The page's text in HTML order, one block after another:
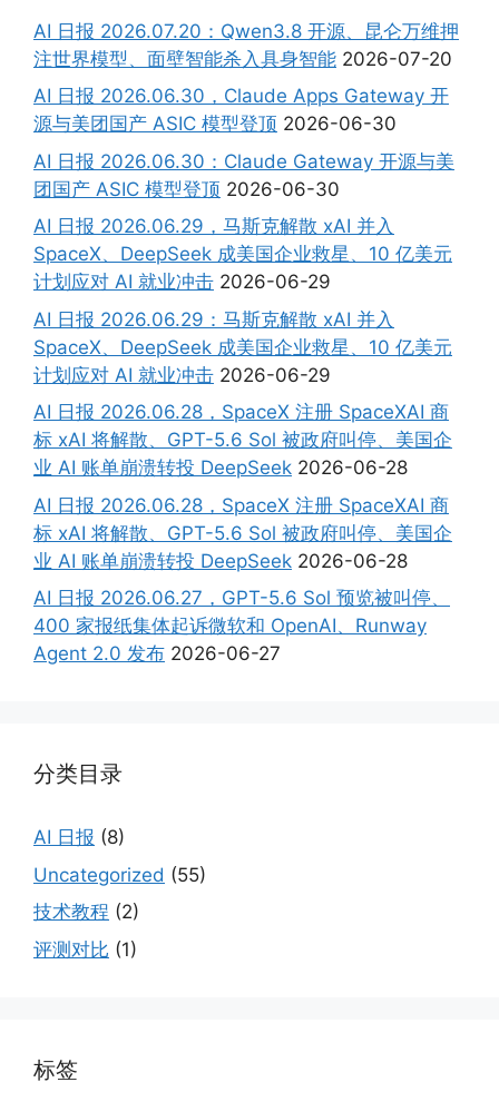
AI 日报 2026.07.20：Qwen3.8 开源、昆仑万维押
注世界模型、面壁智能杀入具身智能 2026-07-20
AI 日报 2026.06.30，Claude Apps Gateway 开
源与美团国产 ASIC 模型登顶 2026-06-30
AI 日报 2026.06.30：Claude Gateway 开源与美
团国产 ASIC 模型登顶 2026-06-30
AI 日报 2026.06.29，马斯克解散 xAI 并入
SpaceX、DeepSeek 成美国企业救星、10 亿美元
计划应对 AI 就业冲击 2026-06-29
AI 日报 2026.06.29：马斯克解散 xAI 并入
SpaceX、DeepSeek 成美国企业救星、10 亿美元
计划应对 AI 就业冲击 2026-06-29
AI 日报 2026.06.28，SpaceX 注册 SpaceXAI 商
标 xAI 将解散、GPT-5.6 Sol 被政府叫停、美国企
业 AI 账单崩溃转投 DeepSeek 2026-06-28
AI 日报 2026.06.28，SpaceX 注册 SpaceXAI 商
标 xAI 将解散、GPT-5.6 Sol 被政府叫停、美国企
业 AI 账单崩溃转投 DeepSeek 2026-06-28
AI 日报 2026.06.27，GPT-5.6 Sol 预览被叫停、
400 家报纸集体起诉微软和 OpenAI、Runway
Agent 2.0 发布 2026-06-27
分类目录
AI 日报 (8)
Uncategorized (55)
技术教程 (2)
评测对比 (1)
标签